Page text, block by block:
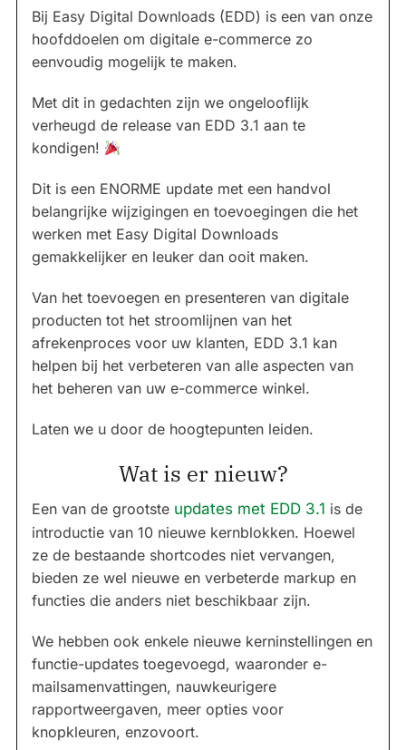
Bij Easy Digital Downloads (EDD) is een van onze
hoofddoelen om digitale e-commerce zo
eenvoudig mogelijk te maken.
Met dit in gedachten zijn we ongelooflijk
verheugd de release van EDD 3.1 aan te
kondigen!
Dit is een ENORME update met een handvol
belangrijke wijzigingen en toevoegingen die het
werken met Easy Digital Downloads
gemakkelijker en leuker dan ooit maken.
Van het toevoegen en presenteren van digitale
producten tot het stroomlijnen van het
afrekenproces voor uw klanten, EDD 3.1 kan
helpen bij het verbeteren van alle aspecten van
het beheren van uw e-commerce winkel.
Laten we u door de hoogtepunten leiden.
Wat is er nieuw?
Een van de grootste updates met EDD 3.1 is de
introductie van 10 nieuwe kernblokken. Hoewel
ze de bestaande shortcodes niet vervangen,
bieden ze wel nieuwe en verbeterde markup en
functies die anders niet beschikbaar zijn.
We hebben ook enkele nieuwe kerninstellingen en
functie-updates toegevoegd, waaronder e-
mailsamenvattingen, nauwkeurigere
rapportweergaven, meer opties voor
knopkleuren, enzovoort.